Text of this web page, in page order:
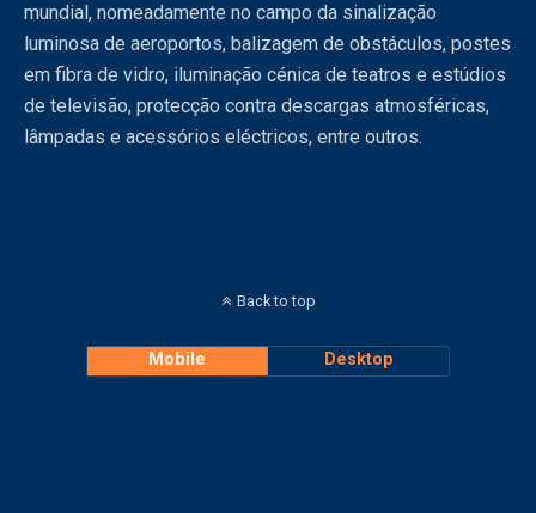
mundial, nomeadamente no campo da sinalização
luminosa de aeroportos, balizagem de obstáculos, postes
em fibra de vidro, iluminação cénica de teatros e estúdios
de televisão, protecção contra descargas atmosféricas,
lâmpadas e acessórios eléctricos, entre outros.
Back to top
Mobile Desktop